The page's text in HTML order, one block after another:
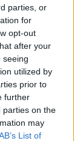
parties, or
for
opt-out
after your
seeing
utilized by
prior to
further
parties on the
may
List of
να
στην
με
σχετικό